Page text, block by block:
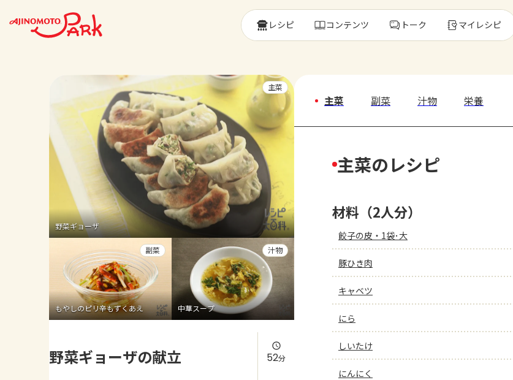
レシピ コンテンツ トーク マイレシピ
野菜ギョーザ
主菜
もやしのピリ辛もずくあえ
副菜
中華スープ
汁物
野菜ギョーザの献立 52分
主菜 副菜 汁物 栄養
主菜のレシピ
材料（2人分）
餃子の皮・1袋･大
豚ひき肉
キャベツ
にら
しいたけ
にんにく